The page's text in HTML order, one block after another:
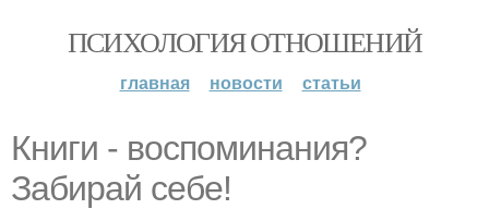
ПСИХОЛОГИЯ ОТНОШЕНИЙ
главная новости статьи
Книги - воспоминания?
Забирай себе!